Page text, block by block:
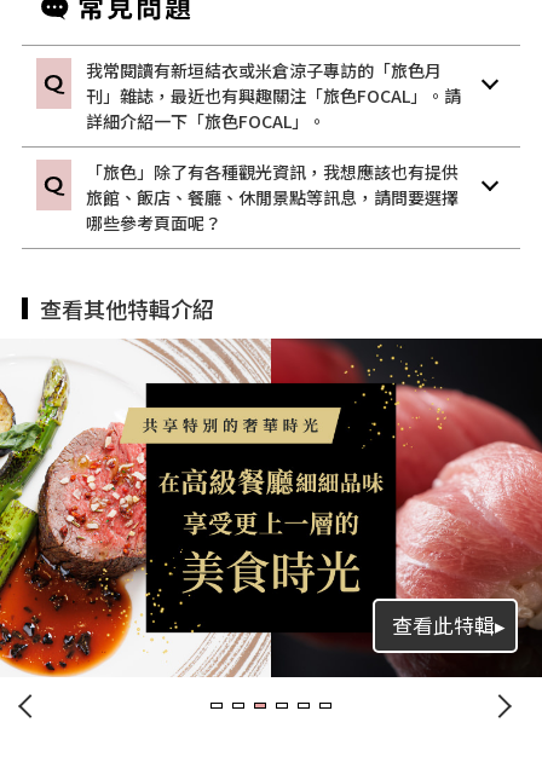
我常閱讀有新垣結衣或米倉涼子專訪的「旅色月
刊」雜誌，最近也有興趣關注「旅色FOCAL」。請
詳細介紹一下「旅色FOCAL」。
「旅色」除了有各種觀光資訊，我想應該也有提供
旅館、飯店、餐廳、休閒景點等訊息，請問要選擇
哪些參考頁面呢？
查看其他特輯介紹